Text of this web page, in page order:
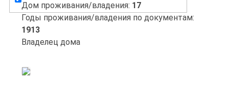
Дом проживания/владения: 17
Годы проживания/владения по документам:
1913
Владелец дома